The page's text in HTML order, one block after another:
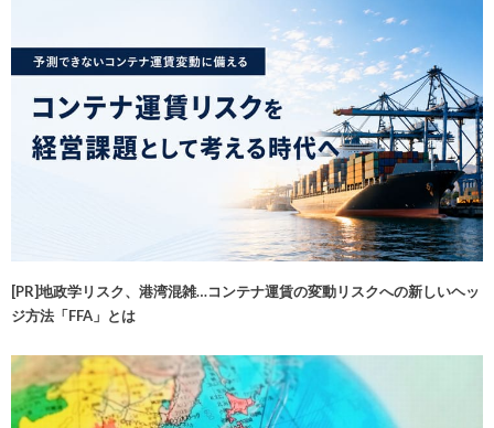
[PR]地政学リスク、港湾混雑…コンテナ運賃の変動リスクへの新しいヘッ
ジ方法「FFA」とは